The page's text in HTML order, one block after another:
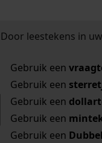
Door leestekens in
Gebruik een
Gebruik een
Gebruik een
Gebruik een
Gebruik een